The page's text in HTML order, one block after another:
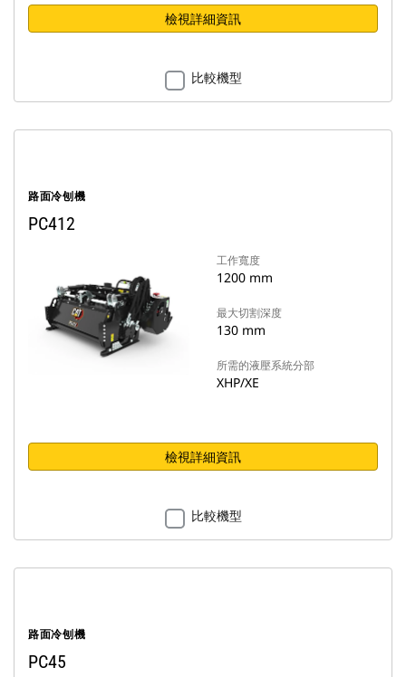
檢視詳細資訊
比較機型
路面冷刨機
PC412
工作寬度
1200 mm
最大切割深度
130 mm
所需的液壓系統分部
XHP/XE
檢視詳細資訊
比較機型
路面冷刨機
PC45